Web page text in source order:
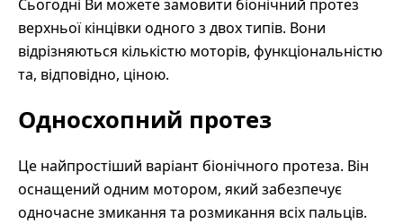
Сьогодні Ви можете замовити біонічний протез
верхньої кінцівки одного з двох типів. Вони
відрізняються кількістю моторів, функціональністю
та, відповідно, ціною.
Односхопний протез
Це найпростіший варіант біонічного протеза. Він
оснащений одним мотором, який забезпечує
одночасне змикання та розмикання всіх пальців.